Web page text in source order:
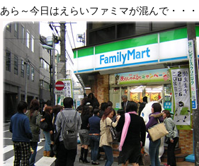
あら～今日はえらいファミマが混んで・・・